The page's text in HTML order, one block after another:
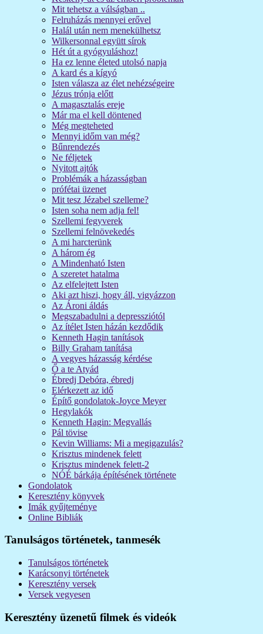
Mit tehetsz a válságban ..
Felruházás mennyei erővel
Halál után nem menekülhetsz
Wilkersonnal együtt sírok
Hét út a gyógyuláshoz!
Ha ez lenne életed utolsó napja
A kard és a kígyó
Isten válasza az élet nehézségeire
Jézus trónja előtt
A magasztalás ereje
Már ma el kell döntened
Még megteheted
Mennyi időm van még?
Bűnrendezés
Ne féljetek
Nyitott ajtók
Problémák a házasságban
prófétai üzenet
Mit tesz Jézabel szelleme?
Isten soha nem adja fel!
Szellemi fegyverek
Szellemi felnövekedés
A mi harcterünk
A három ég
A Mindenható Isten
A szeretet hatalma
Az elfelejtett Isten
Aki azt hiszi, hogy áll, vigyázzon
Az Ároni áldás
Megszabadulni a depressziótól
Az ítélet Isten házán kezdődik
Kenneth Hagin tanítások
Billy Graham tanítása
A vegyes házasság kérdése
Ő a te Atyád
Ébredj Debóra, ébredj
Elérkezett az idő
Építő gondolatok-Joyce Meyer
Hegylakók
Kenneth Hagin: Megvallás
Pál tövise
Kevin Williams: Mi a megigazulás?
Krisztus mindenek felett
Krisztus mindenek felett-2
NÓÉ bárkája építésének története
Gondolatok
Keresztény könyvek
Imák gyűjteménye
Online Bibliák
Tanulságos történetek, tanmesék
Tanulságos történetek
Karácsonyi történetek
Keresztény versek
Versek vegyesen
Keresztény üzenetű filmek és videók